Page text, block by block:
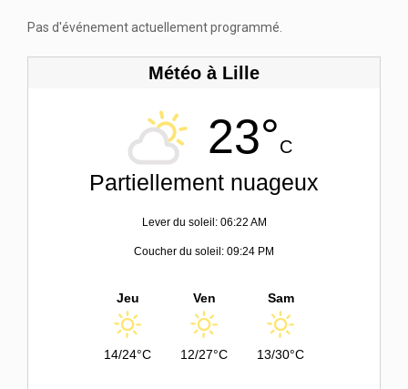
Pas d'événement actuellement programmé.
Météo à Lille
23°C
Partiellement nuageux
Lever du soleil: 06:22 AM
Coucher du soleil: 09:24 PM
Jeu
14/24°C
Ven
12/27°C
Sam
13/30°C